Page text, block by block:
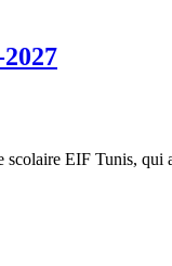
EIF Tunis,